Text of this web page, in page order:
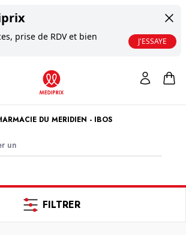
prise de RDV et bien
J'ESSAYE
DU MERIDIEN - IBOS
FILTRER